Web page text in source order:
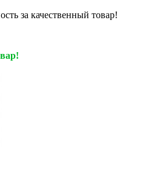
за качественный товар!